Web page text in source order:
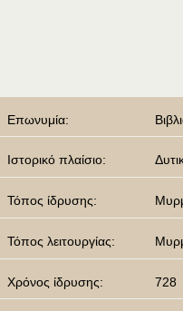
Επωνυμία:
Ιστορικό πλαίσιο:
Τόπος ίδρυσης:
Τόπος λειτουργίας:
Χρόνος ίδρυσης: 728